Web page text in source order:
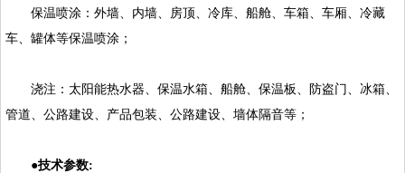
保温喷涂：外墙、内墙、房顶、冷库、船舱、车箱、车厢、冷藏
车、罐体等保温喷涂；
浇注：太阳能热水器、保温水箱、船舱、保温板、防盗门、冰箱、
管道、公路建设、产品包装、公路建设、墙体隔音等；
●技术参数: